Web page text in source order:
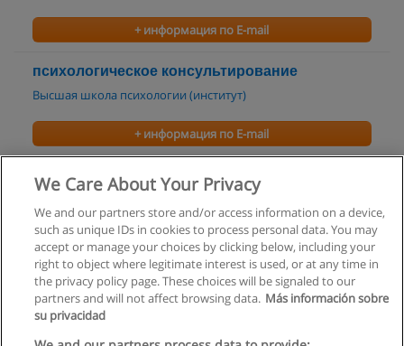
+ информация по E-mail
психологическое консультирование
Высшая школа психологии (институт)
+ информация по E-mail
психология менеджмента
+ информация по E-mail
Правила пользования
We Care About Your Privacy
We and our partners store and/or access information on a device,
such as unique IDs in cookies to process personal data. You may
accept or manage your choices by clicking below, including your
right to object where legitimate interest is used, or at any time in
the privacy policy page. These choices will be signaled to our
partners and will not affect browsing data. Más información sobre
su privacidad